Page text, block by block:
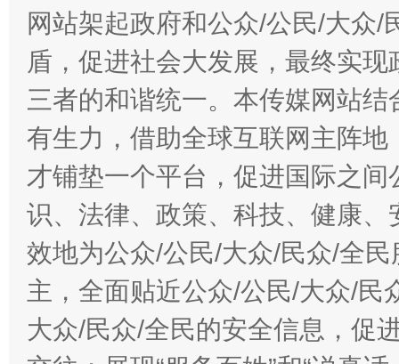
网站架起政府和公众/公民/大众
盾，促进社会大发展，最终实
三者的和谐统一。本传媒网站
有生力，借助全球互联网主阵
才铺垫一个平台，促进国际之
识、法律、政策、科技、健康
效地为公众/公民/大众/民众/全
主，全面贴近公众/公民/大众/民
大众/民众/全民的安全信息，促